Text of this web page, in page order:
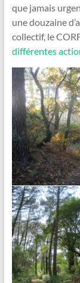
que jamais
une douzaine
collectif, le
différentes